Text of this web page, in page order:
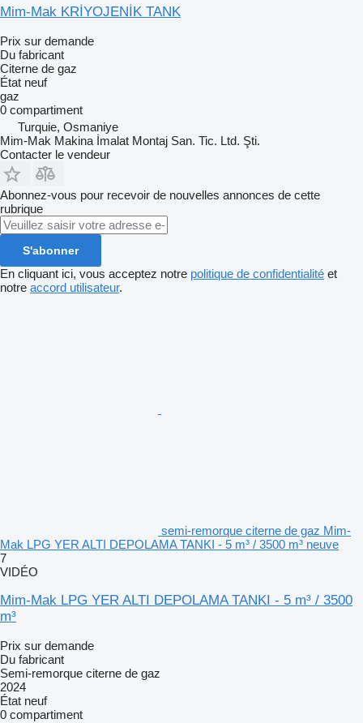
Mim-Mak KRİYOJENİK TANK
Prix sur demande
Du fabricant
Citerne de gaz
État neuf
gaz
0 compartiment
Turquie, Osmaniye
Mim-Mak Makina İmalat Montaj San. Tic. Ltd. Şti.
Contacter le vendeur
Abonnez-vous pour recevoir de nouvelles annonces de cette
rubrique
S'abonner
En cliquant ici, vous acceptez notre politique de confidentialité et
notre accord utilisateur.
semi-remorque citerne de gaz Mim-
Mak LPG YER ALTI DEPOLAMA TANKI - 5 m³ / 3500 m³ neuve
7
VIDÉO
Mim-Mak LPG YER ALTI DEPOLAMA TANKI - 5 m³ / 3500
m³
Prix sur demande
Du fabricant
Semi-remorque citerne de gaz
2024
État neuf
0 compartiment